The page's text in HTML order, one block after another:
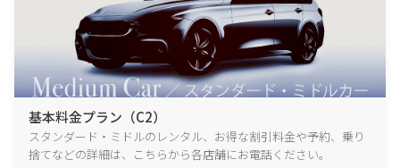
基本料金プラン（C2）
スタンダード・ミドルのレンタル、お得な割引料金や予約、乗り
捨てなどの詳細は、こちらから各店舗にお電話ください。